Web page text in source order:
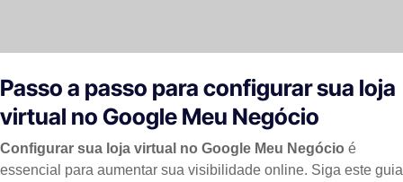
Passo a passo para configurar sua loja
virtual no Google Meu Negócio
Configurar sua loja virtual no Google Meu Negócio é
essencial para aumentar sua visibilidade online. Siga este guia